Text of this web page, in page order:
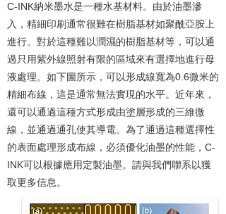
C-INK納米墨水是一種水基材料。由於油墨滲
入，精細印刷通常很難在樹脂基材如聚酰亞胺上
進行。對於這種難以潤濕的樹脂基材等，可以通
過只用紫外線照射有限的區域來有選擇地進行母
液處理。如下圖所示，可以形成線寬為0.6微米的
精細布線，這是通常無法實現的水平。近年來，
還可以通過這種方式形成由塗層形成的三維微
線，並通過通孔使其導電。為了通過這種選擇性
的表面處理形成布線，必須優化油墨的性能，C-
INK可以根據應用定製油墨。請與我們聯系以獲
取更多信息。